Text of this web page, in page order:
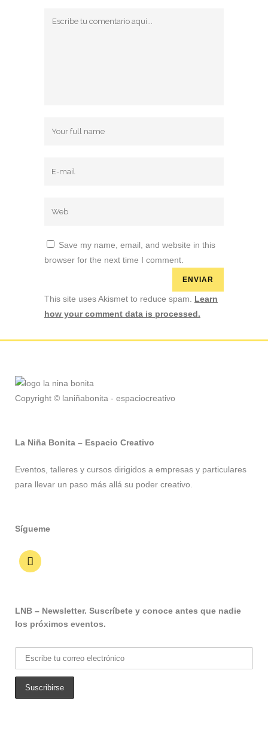
Save my name, email, and website in this
browser for the next time I comment.
This site uses Akismet to reduce spam. Learn
how your comment data is processed.
Copyright © laniñabonita - espaciocreativo
La Niña Bonita – Espacio Creativo
Eventos, talleres y cursos dirigidos a empresas y particulares
para llevar un paso más allá su poder creativo.
Sígueme
LNB – Newsletter. Suscríbete y conoce antes que nadie
los próximos eventos.